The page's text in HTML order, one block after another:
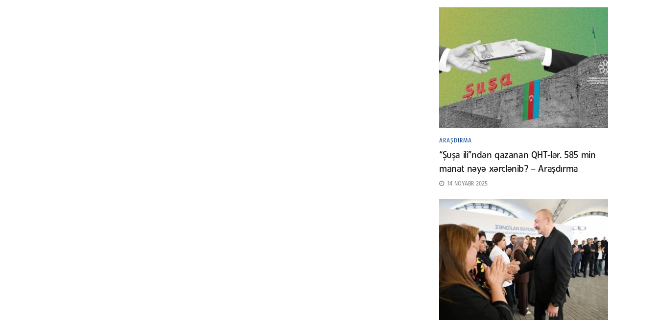
ARAŞDIRMA
“Şuşa ili”ndən qazanan QHT-lər. 585 min
manat nəyə xərclənib? – Araşdırma
14 NOYABR 2025